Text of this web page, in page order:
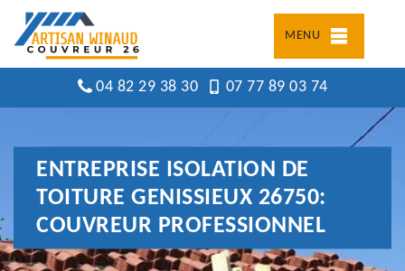
MENU
04 82 29 38 30 07 77 89 03 74
ENTREPRISE ISOLATION DE
TOITURE GENISSIEUX 26750:
COUVREUR PROFESSIONNEL